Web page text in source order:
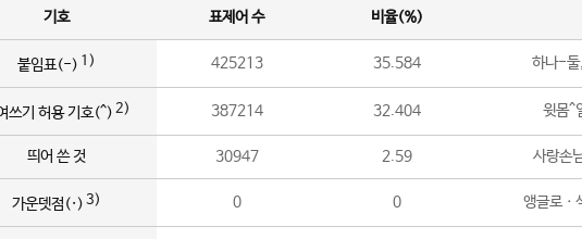
기호 표제어 수 비율(%)
붙임표(-) 1) 425213 35.584 하나-
쓰기 허용 기호(^) 2) 387214 32.404 윗몸^
띄어 쓴 것 30947 2.59 사랑손
가운뎃점(·) 3) 0 0 앵글로ㆍ